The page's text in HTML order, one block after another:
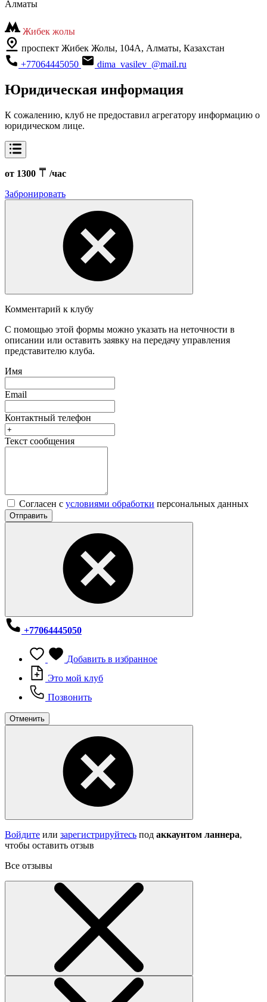
Алматы
Жибек жолы
проспект Жибек Жолы, 104А, Алматы, Казахстан
+77064445050
dima_vasilev_@mail.ru
Юридическая информация
К сожалению, клуб не предоставил агрегатору информацию о
юридическом лице.
от 1300
/час
Забронировать
Комментарий к клубу
С помощью этой формы можно указать на неточности в
описании или оставить заявку на передачу управления
представителю клуба.
Имя
Email
Контактный телефон
Текст сообщения
Согласен с условиями обработки персональных данных
Отправить
+77064445050
Добавить в избранное
Это мой клуб
Позвонить
Отменить
Войдите или зарегистрируйтесь под аккаунтом ланнера,
чтобы оставить отзыв
Все отзывы